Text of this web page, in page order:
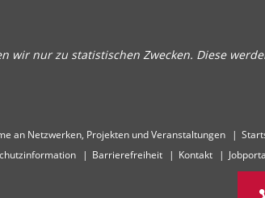
wir nur zu statistischen Zwecken. Diese
an Netzwerken, Projekten und Veranstaltungen
Barrierefreiheit Kontakt